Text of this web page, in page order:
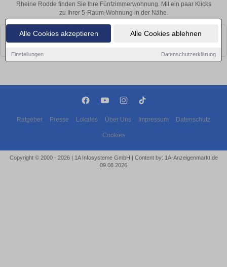
Alle Cookies akzeptieren Alle Cookies ablehnen
Einstellungen Datenschutzerklärung
Rheine Rodde finden Sie Ihre Fünfzimmerwohnung. Mit ein paar Klicks
zu Ihrer 5-Raum-Wohnung in der Nähe.
Leider konnten wir derzeit keine passenden Objekte finden. Schauen Sie
bald wieder vorbei!
Ratgeber Presse Lokales Über Uns Impressum Datenschutz
Cookies
Copyright © 2000 - 2026 | 1A Infosysteme GmbH | Content by: 1A-Anzeigenmarkt.de
09.08.2026